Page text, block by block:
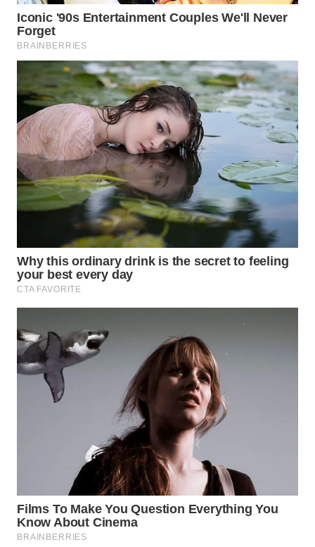
BOROBUDUR
WN
MADURA
WN
SURABAYA
WN
NATUNA
WN
WN
MANDALIKA
WN
WN
LABUANBAJO
WAHANA
NEWS